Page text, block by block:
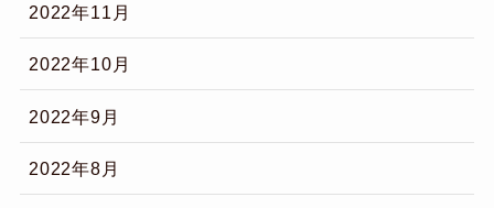
2022年11月
2022年10月
2022年9月
2022年8月